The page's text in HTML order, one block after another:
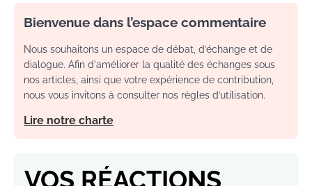
Bienvenue dans l’espace commentaire
Nous souhaitons un espace de débat, d’échange et de
dialogue. Afin d'améliorer la qualité des échanges sous
nos articles, ainsi que votre expérience de contribution,
nous vous invitons à consulter nos règles d’utilisation.
Lire notre charte
VOS RÉACTIONS